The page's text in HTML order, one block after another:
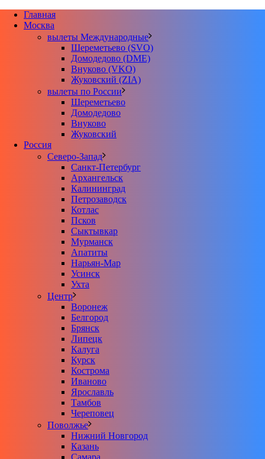
Главная
Москва
вылеты Международные
Шереметьево (SVO)
Домодедово (DME)
Внуково (VKO)
Жуковский (ZIA)
вылеты по России
Шереметьево
Домодедово
Внуково
Жуковский
Россия
Северо-Запад
Санкт-Петербург
Архангельск
Калининград
Петрозаводск
Котлас
Псков
Сыктывкар
Мурманск
Апатиты
Нарьян-Мар
Усинск
Ухта
Центр
Воронеж
Белгород
Брянск
Липецк
Калуга
Курск
Кострома
Иваново
Ярославль
Тамбов
Череповец
Поволжье
Нижний Новгород
Казань
Самара